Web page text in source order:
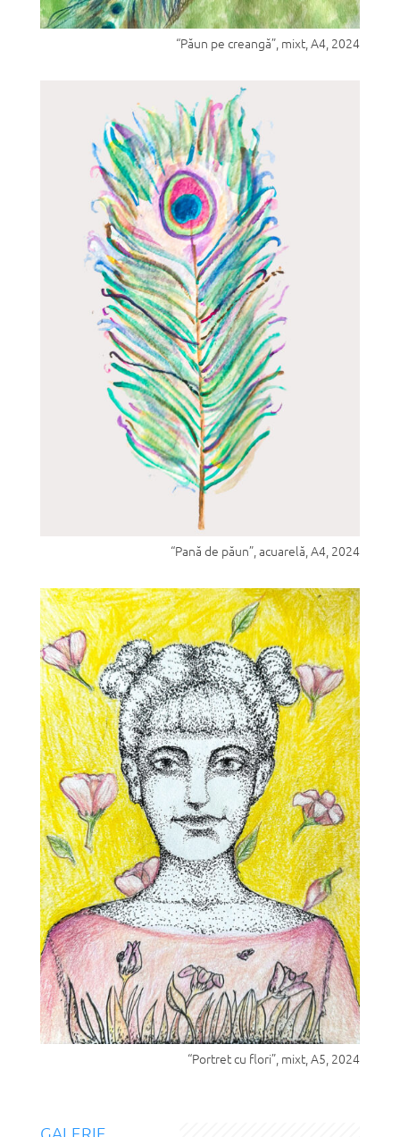
“Păun pe creangă”, mixt, A4, 2024
“Pană de păun”, acuarelă, A4, 2024
“Portret cu flori”, mixt, A5, 2024
GALERIE